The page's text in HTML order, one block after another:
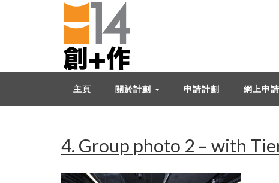
主頁 關於計劃 申請計劃 網上申請
4. Group photo 2 – with